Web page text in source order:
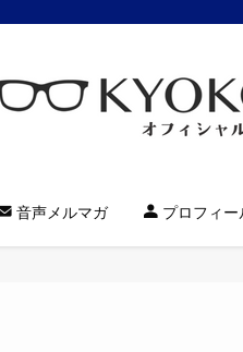
音声メルマガ プロフィー